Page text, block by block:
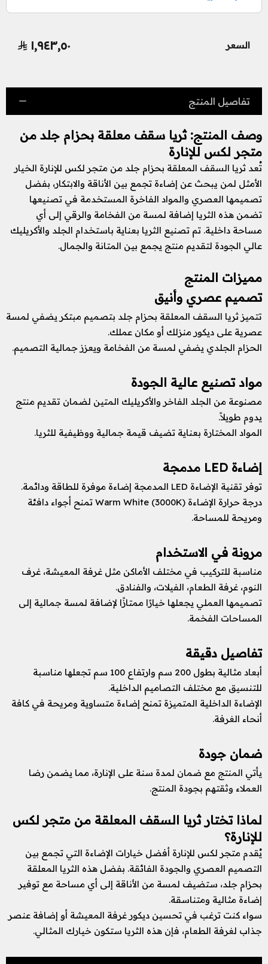
السعر ١٬٩٤٣٫٥٠
تفاصيل المنتج
وصف المنتج: ثريا سقف معلقة بحزام جلد من
متجر لكس للإنارة
تُعد ثريا السقف المعلقة بحزام جلد من متجر لكس للإنارة الخيار
الأمثل لمن يبحث عن إضاءة تجمع بين الأناقة والابتكار، بفضل
تصميمها العصري والمواد الفاخرة المستخدمة في تصنيعها
تضمن هذه الثريا إضافة لمسة من الفخامة والرقي إلى أي
مساحة داخلية. تم تصنيع الثريا بعناية باستخدام الجلد والأكريليك
عالي الجودة لتقديم منتج يجمع بين المتانة والجمال.
مميزات المنتج
تصميم عصري وأنيق
تتميز ثريا السقف المعلقة بحزام جلد بتصميم مبتكر يضفي لمسة
عصرية على ديكور منزلك أو مكان عملك.
الحزام الجلدي يضفي لمسة من الفخامة ويعزز جمالية التصميم.
مواد تصنيع عالية الجودة
مصنوعة من الجلد الفاخر والأكريليك المتين لضمان تقديم منتج
يدوم طويلاً.
المواد المختارة بعناية تضيف قيمة جمالية ووظيفية للثريا.
إضاءة LED مدمجة
توفر تقنية الإضاءة LED المدمجة إضاءة موفرة للطاقة ودائمة.
درجة حرارة الإضاءة Warm White (3000K) تمنح أجواء دافئة
ومريحة للمساحة.
مرونة في الاستخدام
مناسبة للتركيب في مختلف الأماكن مثل غرفة المعيشة، غرف
النوم، غرفة الطعام، الفيلات، والفنادق.
تصميمها العملي يجعلها خيارًا ممتازًا لإضافة لمسة جمالية إلى
المساحات الفخمة.
تفاصيل دقيقة
أبعاد مثالية بطول 200 سم وارتفاع 100 سم تجعلها مناسبة
للتنسيق مع مختلف التصاميم الداخلية.
الإضاءة الداخلية المتميزة تمنح إضاءة متساوية ومريحة في كافة
أنحاء الغرفة.
ضمان جودة
يأتي المنتج مع ضمان لمدة سنة على الإنارة، مما يضمن رضا
العملاء وثقتهم بجودة المنتج.
لماذا تختار ثريا السقف المعلقة من متجر لكس
للإنارة؟
يُقدم متجر لكس للإنارة أفضل خيارات الإضاءة التي تجمع بين
التصميم العصري والجودة الفائقة. بفضل هذه الثريا المعلقة
بحزام جلد، ستضيف لمسة من الأناقة إلى أي مساحة مع توفير
إضاءة مثالية ومتناسقة.
سواء كنت ترغب في تحسين ديكور غرفة المعيشة أو إضافة عنصر
جذاب لغرفة الطعام، فإن هذه الثريا ستكون خيارك المثالي.